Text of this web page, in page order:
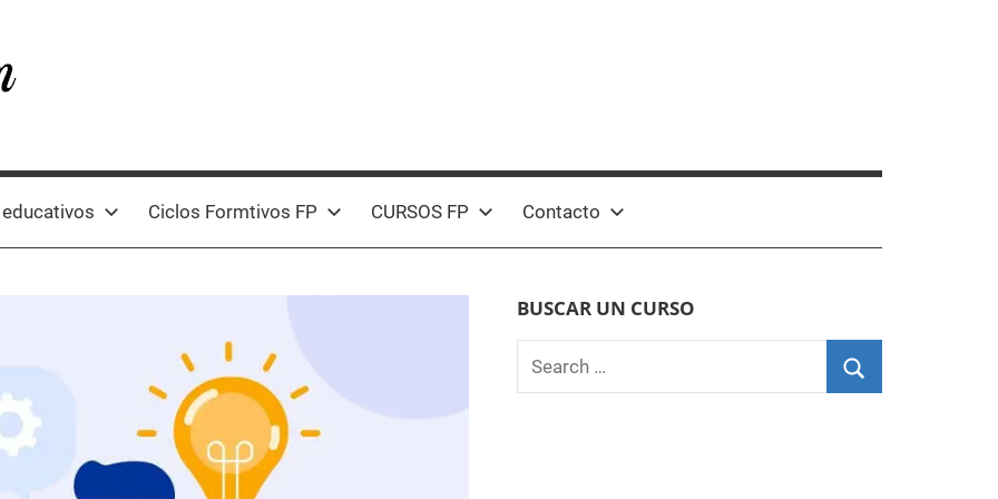
Ciclos Formtivos FP CURSOS FP Contacto
BUSCAR UN CURSO
Search
for: